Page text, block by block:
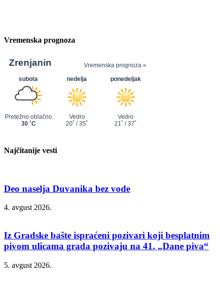
Vremenska prognoza
Najčitanije vesti
Deo naselja Duvanika bez vode
4. avgust 2026.
Iz Gradske bašte ispraćeni pozivari koji besplatnim
pivom ulicama grada pozivaju na 41. „Dane piva“
5. avgust 2026.